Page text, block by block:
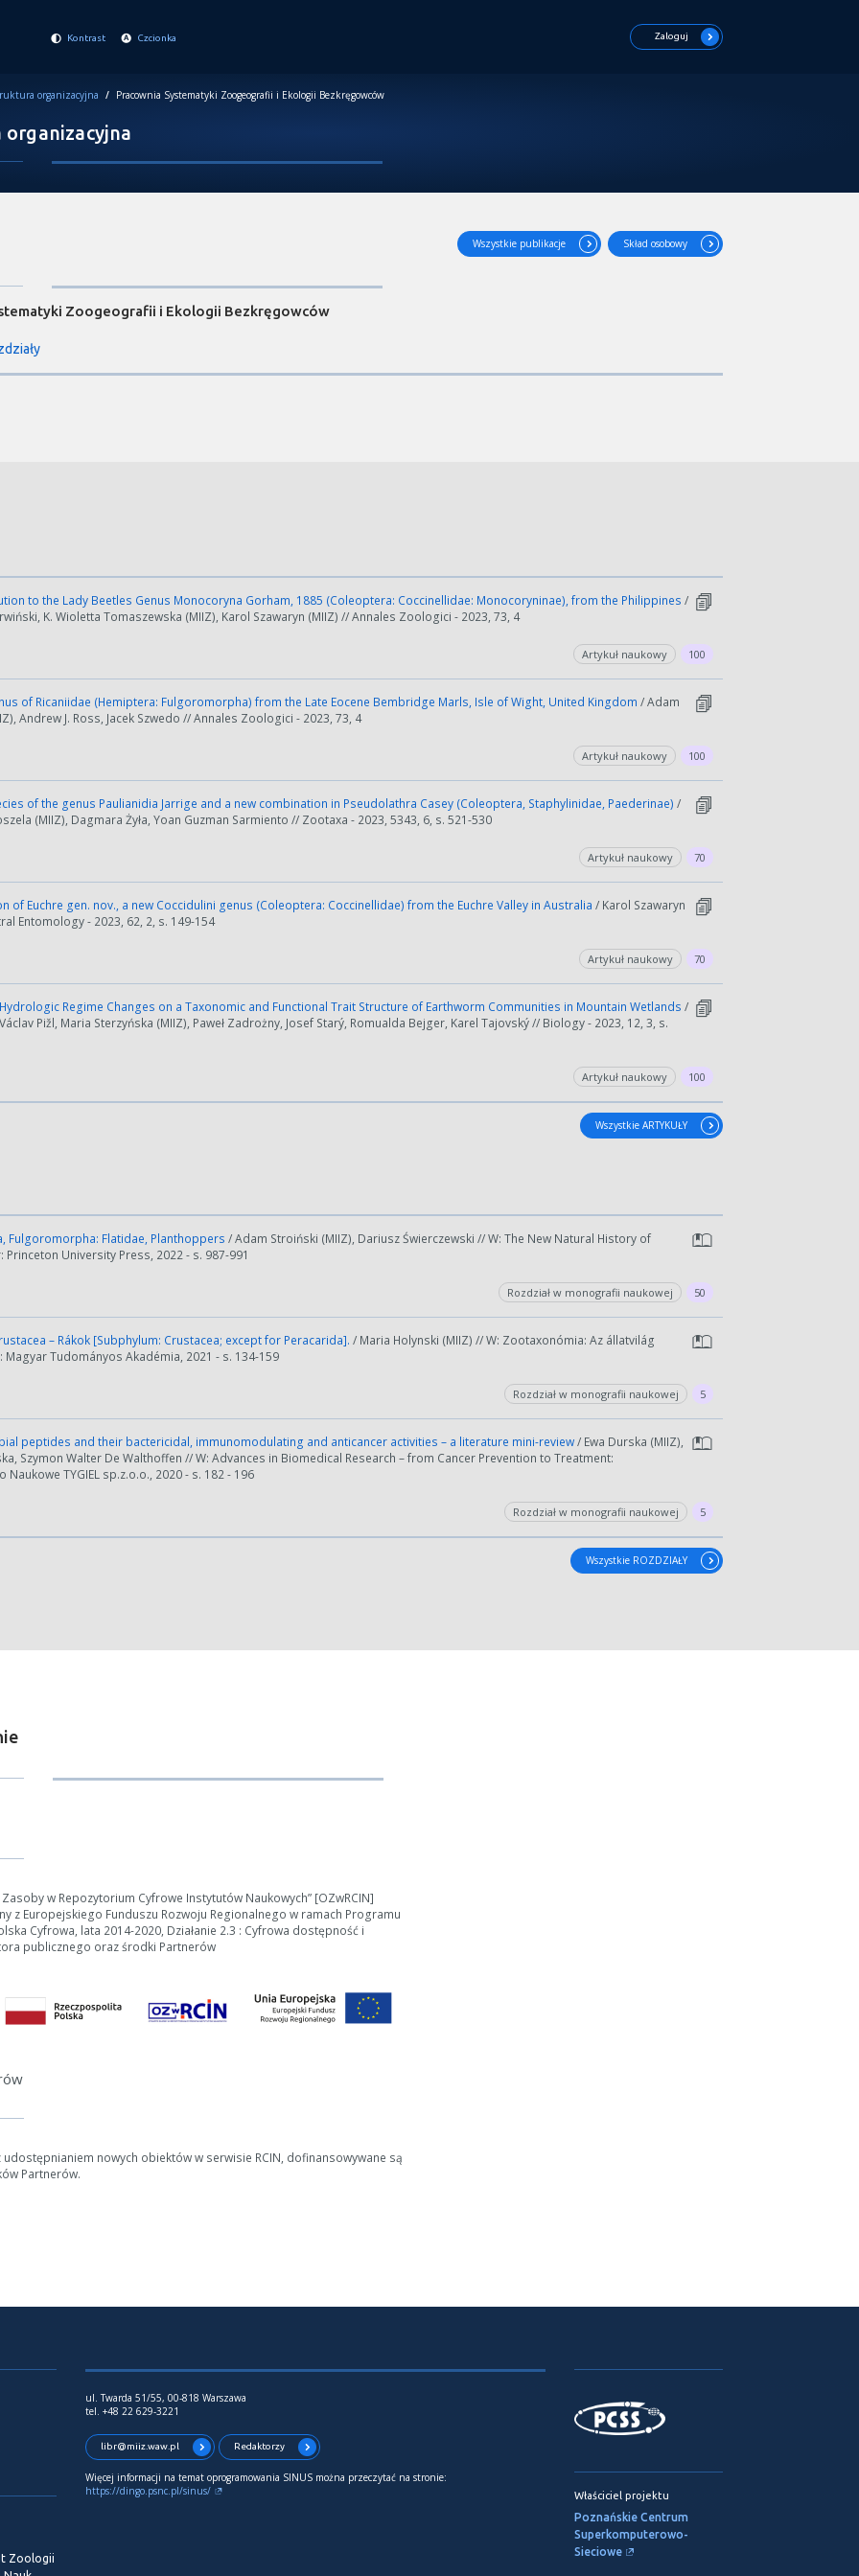
od ilości danych do przetworzenia generowanie pliku może się wydłużyć.
trwa zbyt długo można ograniczyć dane np. zmniejszając zakres lat.
Kontrast Czcionka Zaloguj
organizacyjna / Pracownia Systematyki Zoogeografii i Ekologii Bezkręgowców
organizacyjna
Wszystkie publikacje Skład osobowy
Zoogeografii i Ekologii Bezkręgowców
to the Lady Beetles Genus Monocoryna Gorham, 1885 (Coleoptera: Coccinellidae: Monocoryninae), from the Philippines /
K. Wioletta Tomaszewska (MIIZ), Karol Szawaryn (MIIZ) // Annales Zoologici - 2023, 73, 4
Artykuł naukowy 100
of Ricaniidae (Hemiptera: Fulgoromorpha) from the Late Eocene Bembridge Marls, Isle of Wight, United Kingdom / Adam
Andrew J. Ross, Jacek Szwedo // Annales Zoologici - 2023, 73, 4
Artykuł naukowy 100
of the genus Paulianidia Jarrige and a new combination in Pseudolathra Casey (Coleoptera, Staphylinidae, Paederinae) /
(MIIZ), Dagmara Żyła, Yoan Guzman Sarmiento // Zootaxa - 2023, 5343, 6, s. 521-530
Artykuł naukowy 70
of Euchre gen. nov., a new Coccidulini genus (Coleoptera: Coccinellidae) from the Euchre Valley in Australia / Karol Szawaryn
Entomology - 2023, 62, 2, s. 149-154
Artykuł naukowy 70
Regime Changes on a Taxonomic and Functional Trait Structure of Earthworm Communities in Mountain Wetlands /
Václav Pižl, Maria Sterzyńska (MIIZ), Paweł Zadrożny, Josef Starý, Romualda Bejger, Karel Tajovský // Biology - 2023, 12, 3, s.
Artykuł naukowy 100
Wszystkie ARTYKUŁY
Fulgoromorpha: Flatidae, Planthoppers / Adam Stroiński (MIIZ), Dariusz Świerczewski // W: The New Natural History of
Princeton University Press, 2022 - s. 987-991
Rozdział w monografii naukowej 50
– Rákok [Subphylum: Crustacea; except for Peracarida]. / Maria Holynski (MIIZ) // W: Zootaxonómia: Az állatvilág
Magyar Tudományos Akadémia, 2021 - s. 134-159
Rozdział w monografii naukowej 5
peptides and their bactericidal, immunomodulating and anticancer activities – a literature mini-review/ Ewa Durska (MIIZ),
Szymon Walter De Walthoffen // W: Advances in Biomedical Research – from Cancer Prevention to Treatment:
Naukowe TYGIEL sp.z.o.o., 2020 - s. 182 - 196
Rozdział w monografii naukowej 5
Wszystkie ROZDZIAŁY
w Repozytorium Cyfrowe Instytutów Naukowych” [OZwRCIN]
z Europejskiego Funduszu Rozwoju Regionalnego w ramach Programu
Cyfrowa, lata 2014-2020, Działanie 2.3 : Cyfrowa dostępność i
publicznego oraz środki Partnerów
udostępnianiem nowych obiektów w serwisie RCIN, dofinansowywane są
Partnerów.
Zoologii
ul. Twarda 51/55, 00-818 Warszawa
tel. +48 22 629-3221
libr@miiz.waw.pl Redaktorzy
Więcej informacji na temat oprogramowania SINUS można przeczytać na stronie:
https://dingo.psnc.pl/sinus/
Właściciel projektu
Poznańskie Centrum
Superkomputerowo-
Sieciowe